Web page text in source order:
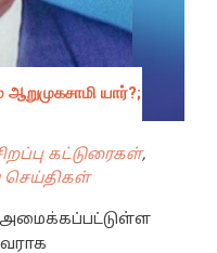
யார்?;
கட்டுரைகள்,
செய்திகள்
அமைக்கப்பட்டுள்ள